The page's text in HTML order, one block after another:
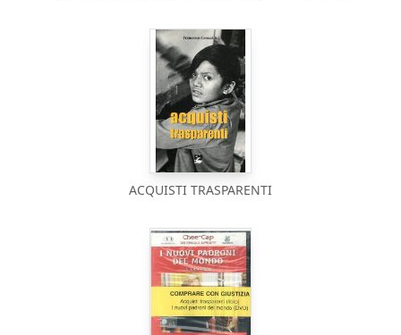
ACQUISTI TRASPARENTI